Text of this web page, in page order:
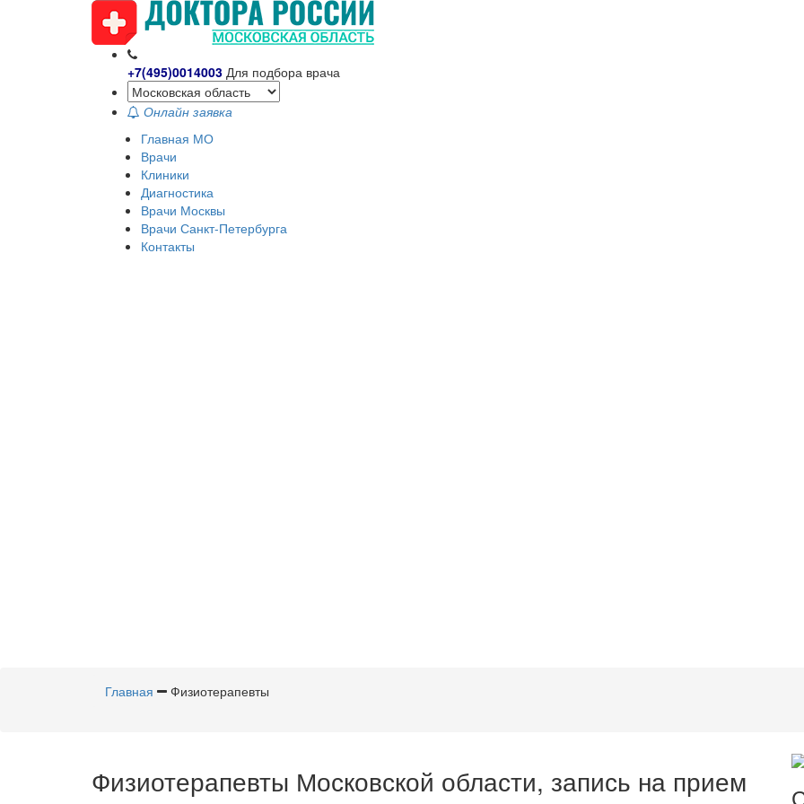
+7(495)0014003 Для подбора врача
Онлайн заявка
Главная МО
Врачи
Клиники
Диагностика
Врачи Москвы
Врачи Санкт-Петербурга
Контакты
Главная Физиотерапевты
Физиотерапевты Московской области, запись на прием